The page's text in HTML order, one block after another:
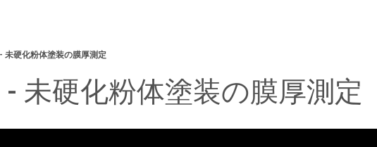
未硬化粉体塗装の膜厚測定
未硬化粉体塗装の膜厚測定